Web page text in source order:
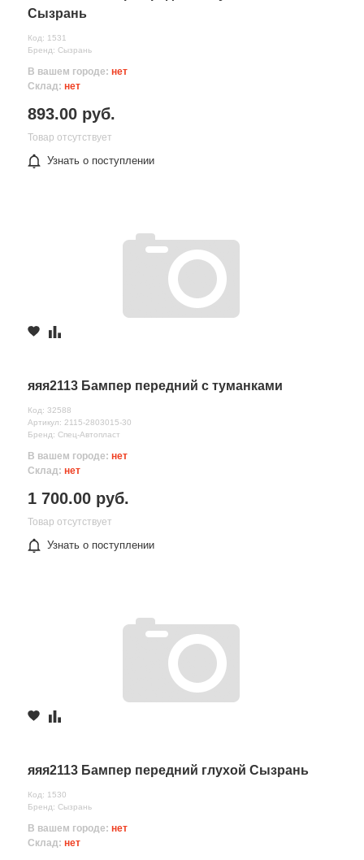
Сызрань
Код: 1531
Бренд: Сызрань
В вашем городе: нет
Склад: нет
893.00 руб.
Товар отсутствует
Узнать о поступлении
яяя2113 Бампер передний с туманками
Код: 32588
Артикул: 2115-2803015-30
Бренд: Спец-Автопласт
В вашем городе: нет
Склад: нет
1 700.00 руб.
Товар отсутствует
Узнать о поступлении
яяя2113 Бампер передний глухой Сызрань
Код: 1530
Бренд: Сызрань
В вашем городе: нет
Склад: нет